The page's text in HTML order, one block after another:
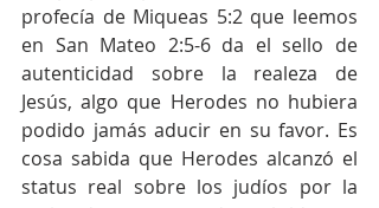
profecía de Miqueas 5:2 que leemos
en San Mateo 2:5-6 da el sello de
autenticidad sobre la realeza de
Jesús, algo que Herodes no hubiera
podido jamás aducir en su favor. Es
cosa sabida que Herodes alcanzó el
status real sobre los judíos por la